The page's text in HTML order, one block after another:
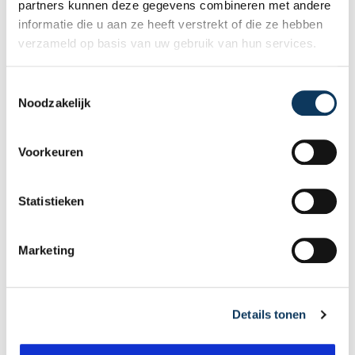
partners kunnen deze gegevens combineren met andere
informatie die u aan ze heeft verstrekt of die ze hebben
verzameld op basis van uw gebruik van hun services.
Noodzakelijk
Voorkeuren
Statistieken
Marketing
Details tonen
BLOG
31 JULI 2026